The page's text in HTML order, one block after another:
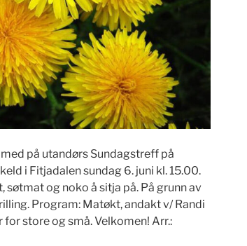
på utandørs Sundagstreff på
i Fitjadalen sundag 6. juni kl. 15.00.
søtmat og noko å sitja på. På grunn av
Program: Matøkt, andakt v/ Randi
store og små. Velkomen! Arr.: